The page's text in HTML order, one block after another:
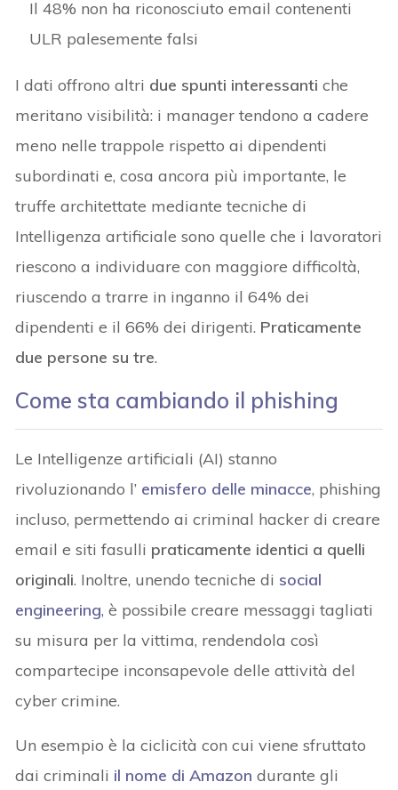
Il 48% non ha riconosciuto email contenenti
ULR palesemente falsi
I dati offrono altri due spunti interessanti che
meritano visibilità: i manager tendono a cadere
meno nelle trappole rispetto ai dipendenti
subordinati e, cosa ancora più importante, le
truffe architettate mediante tecniche di
Intelligenza artificiale sono quelle che i lavoratori
riescono a individuare con maggiore difficoltà,
riuscendo a trarre in inganno il 64% dei
dipendenti e il 66% dei dirigenti. Praticamente
due persone su tre.
Come sta cambiando il phishing
Le Intelligenze artificiali (AI) stanno
rivoluzionando l’ emisfero delle minacce, phishing
incluso, permettendo ai criminal hacker di creare
email e siti fasulli praticamente identici a quelli
originali. Inoltre, unendo tecniche di social
engineering, è possibile creare messaggi tagliati
su misura per la vittima, rendendola così
compartecipe inconsapevole delle attività del
cyber crimine.
Un esempio è la ciclicità con cui viene sfruttato
dai criminali il nome di Amazon durante gli